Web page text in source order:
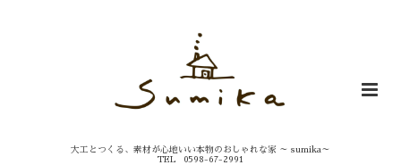
大工とつくる、素材が心地いい本物のおしゃれな家 ～ sumika～
TEL 0598-67-2991